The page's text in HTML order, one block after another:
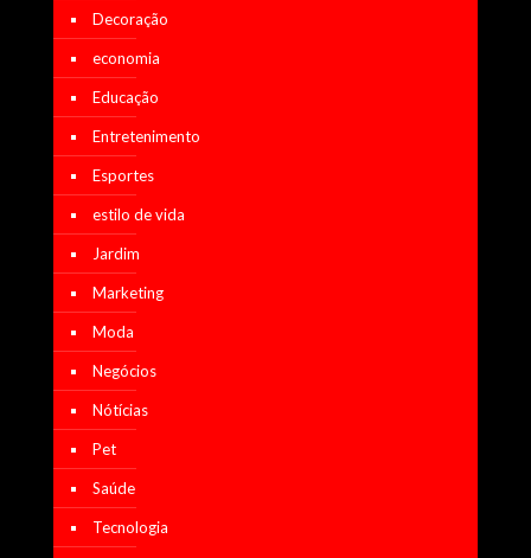
Decoração
economia
Educação
Entretenimento
Esportes
estilo de vida
Jardim
Marketing
Moda
Negócios
Nótícias
Pet
Saúde
Tecnologia